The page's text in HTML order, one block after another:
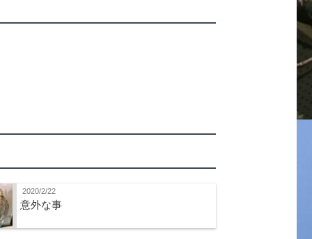
2020/2/22
意外な事